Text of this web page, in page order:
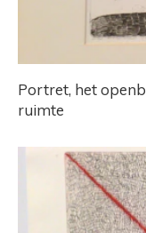
Portret, het
ruimte